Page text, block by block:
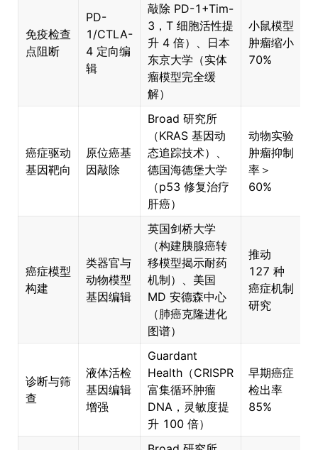
免疫检查
点阻断
PD-
1/CTLA-
4 定向编
辑
敲除 PD-1+Tim-
3，T 细胞活性提
升 4 倍）、日本
东京大学（实体
瘤模型完全缓
解）
小鼠模型
肿瘤缩小
70%
癌症驱动
基因靶向
原位癌基
因敲除
Broad 研究所
（KRAS 基因动
态追踪技术）、
德国海德堡大学
（p53 修复治疗
肝癌）
动物实验
肿瘤抑制
率＞
60%
癌症模型
构建
类器官与
动物模型
基因编辑
英国剑桥大学
（构建胰腺癌转
移模型揭示耐药
机制）、美国
MD 安德森中心
（肺癌克隆进化
图谱）
推动
127 种
癌症机制
研究
诊断与筛
查
液体活检
基因编辑
增强
Guardant
Health（CRISPR
富集循环肿瘤
DNA，灵敏度提
升 100 倍）
早期癌症
检出率
85%